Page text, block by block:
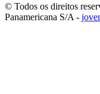
© Todos os direitos
Panamericana S/A -